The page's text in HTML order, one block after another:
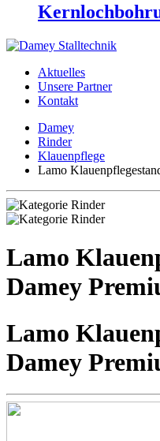
Aktuelles
Unsere Partner
Kontakt
Damey
Rinder
Klauenpflege
Lamo
Lamo
Damey
Lamo
Damey